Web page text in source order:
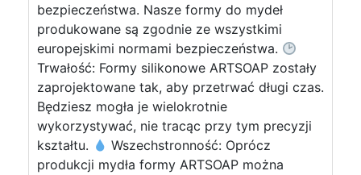
bezpieczeństwa. Nasze formy do mydeł
produkowane są zgodnie ze wszystkimi
europejskimi normami bezpieczeństwa.
Trwałość: Formy silikonowe ARTSOAP zostały
zaprojektowane tak, aby przetrwać długi czas.
Będziesz mogła je wielokrotnie
wykorzystywać, nie tracąc przy tym precyzji
kształtu.
Wszechstronność: Oprócz
produkcji mydła formy ARTSOAP można